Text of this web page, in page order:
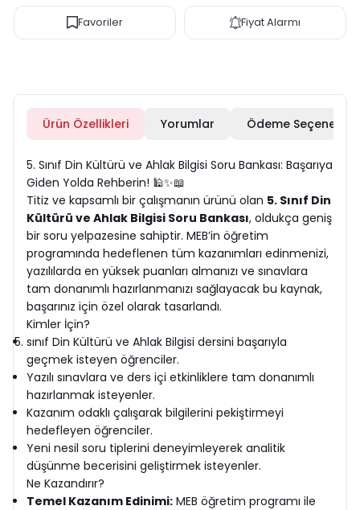
Favoriler Fiyat Alarmı
Ürün Özellikleri Yorumlar Ödeme Seçenekleri
5. Sınıf Din Kültürü ve Ahlak Bilgisi Soru Bankası: Başarıya
Giden Yolda Rehberin! 🕌✨📖
Titiz ve kapsamlı bir çalışmanın ürünü olan 5. Sınıf Din
Kültürü ve Ahlak Bilgisi Soru Bankası, oldukça geniş
bir soru yelpazesine sahiptir. MEB’in öğretim
programında hedeflenen tüm kazanımları edinmenizi,
yazılılarda en yüksek puanları almanızı ve sınavlara
tam donanımlı hazırlanmanızı sağlayacak bu kaynak,
başarınız için özel olarak tasarlandı.
Kimler İçin?
sınıf Din Kültürü ve Ahlak Bilgisi dersini başarıyla
geçmek isteyen öğrenciler.
Yazılı sınavlara ve ders içi etkinliklere tam donanımlı
hazırlanmak isteyenler.
Kazanım odaklı çalışarak bilgilerini pekiştirmeyi
hedefleyen öğrenciler.
Yeni nesil soru tiplerini deneyimleyerek analitik
düşünme becerisini geliştirmek isteyenler.
Ne Kazandırır?
Temel Kazanım Edinimi: MEB öğretim programı ile